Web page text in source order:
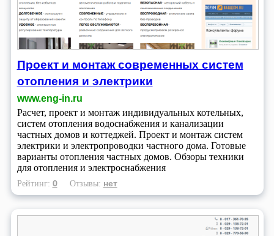
Проект и монтаж современных систем
отопления и электрики
www.eng-in.ru
Расчет, проект и монтаж индивидуальных котельных,
систем отопления водоснабжения и канализации
частных домов и коттеджей. Проект и монтаж систем
электрики и электропроводки частного дома. Готовые
варианты отопления частных домов. Обзоры техники
для отопления и электроснабжения
Рейтинг: 0 Отзывы: нет